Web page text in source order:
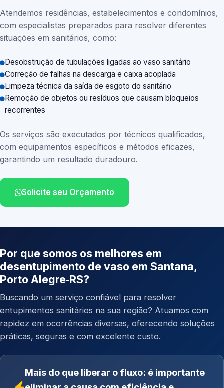
Atendemos residências, estabelecimentos e condomínios,
com especialistas preparados para resolver diferentes
situações em sanitários, como:
Desobstrução de tubulações ligadas ao vaso sanitário
Correção de falhas na descarga e caixa acoplada
Limpeza técnica da saída de esgoto do sanitário
Remoção de objetos ou resíduos que causam bloqueios
recorrentes
Os serviços são executados por técnicos qualificados,
com equipamentos específicos e métodos eficazes,
garantindo um resultado duradouro.
Solicite seu Orçamento
Por que somos os melhores em
desentupimento de vaso em Santana,
Porto Alegre‑RS?
Buscando um serviço confiável para resolver
entupimentos sanitários na sua região? Atuamos com
rapidez em ocorrências diversas, oferecendo soluções
práticas, seguras e com excelente custo.
Mais do que liberar o fluxo: é importante